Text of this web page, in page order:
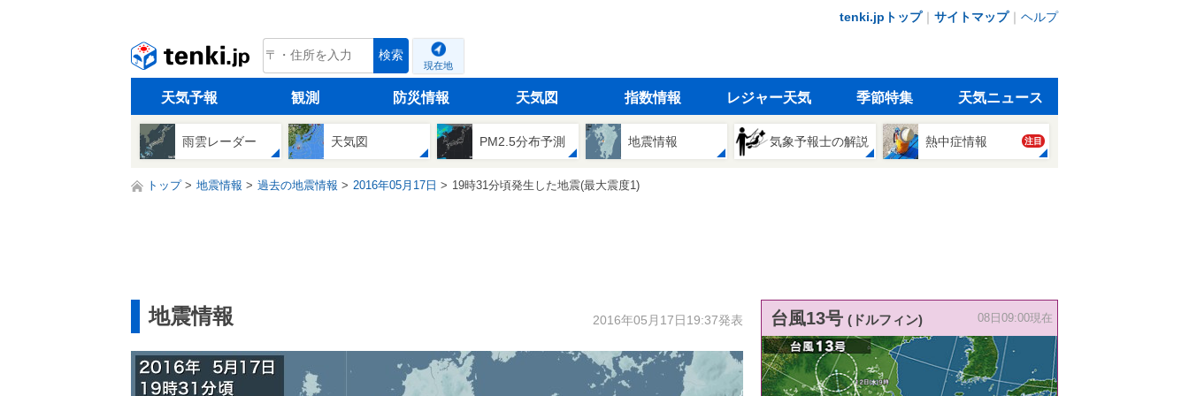
tenki.jpトップ｜ サイトマップ｜ ヘルプ
tenki.jp 検索
現在地
天気予報 観測 防災情報 天気図 指数情報 レジャー天気 季節特集 天気ニュース
雨雲レーダー 天気図 PM2.5分布予測 地震情報 気象予報士の解説 熱中症情報 注目
トップ 地震情報 過去の地震情報 2016年05月17日 19時31分頃発生した地震(最大震度1)
地震情報 2016年05月17日19:37発表 台風13号 (ドルフィン) 08日09:00現在